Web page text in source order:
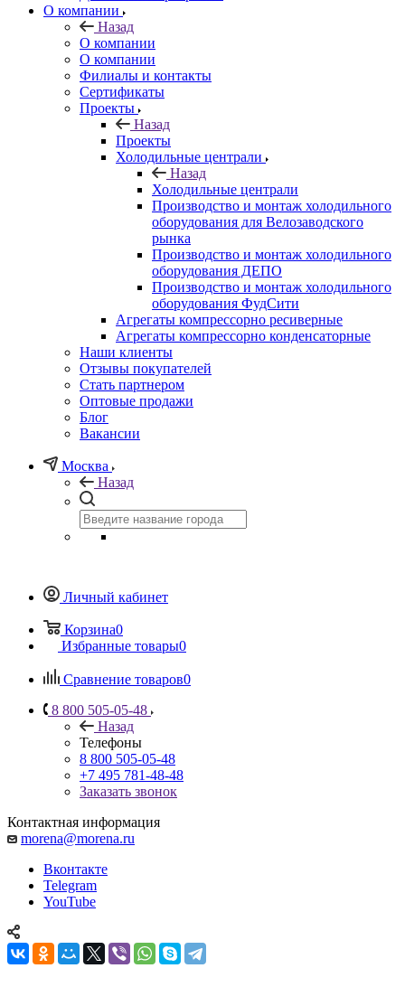
О компании
Назад
О компании
О компании
Филиалы и контакты
Сертификаты
Проекты
Назад
Проекты
Холодильные централи
Назад
Холодильные централи
Производство и монтаж холодильного
оборудования для Велозаводского
рынка
Производство и монтаж холодильного
оборудования ДЕПО
Производство и монтаж холодильного
оборудования ФудСити
Агрегаты компрессорно ресиверные
Агрегаты компрессорно конденсаторные
Наши клиенты
Отзывы покупателей
Стать партнером
Оптовые продажи
Блог
Вакансии
Москва
Назад
Личный кабинет
Корзина0
Избранные товары0
Сравнение товаров0
8 800 505-05-48
Назад
Телефоны
8 800 505-05-48
+7 495 781-48-48
Заказать звонок
Контактная информация
morena@morena.ru
Вконтакте
Telegram
YouTube